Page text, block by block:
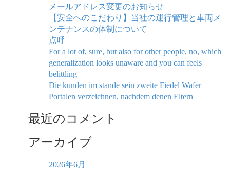
メールアドレス変更のお知らせ
【安全へのこだわり】当社の運行管理と車両メ
ンテナンスの体制について
点呼
For a lot of, sure, but also for other people, no, which
generalization looks unaware and you can feels
belittling
Die kunden im stande sein zweite Fiedel Wafer
Portalen verzeichnen, nachdem denen Eltern
最近のコメント
アーカイブ
2026年6月